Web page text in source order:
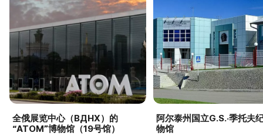
全俄展览中心（ВДНХ）的
“ATOM”博物馆（19号馆）
阿尔泰州国立G.S.·季托夫
物馆